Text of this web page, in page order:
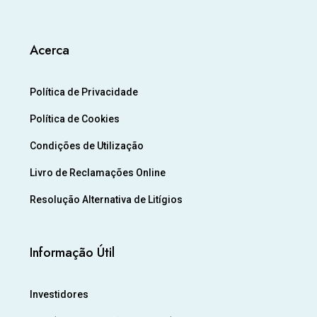
Acerca
Política de Privacidade
Política de Cookies
Condições de Utilização
Livro de Reclamações Online
Resolução Alternativa de Litígios
Informação Útil
Investidores